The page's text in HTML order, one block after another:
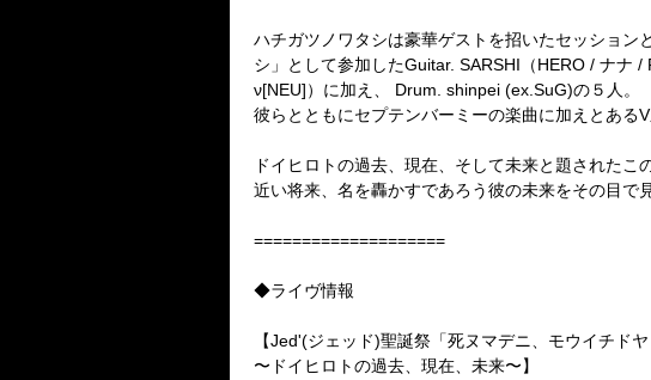
ハチガツノワタシは豪華ゲストを招いたセッショ
シ」として参加したGuitar. SARSHI（HERO / ナナ
ν[NEU]）に加え、 Drum. shinpei (ex.SuG)の５人。
彼らとともにセプテンバーミーの楽曲に加えとある
ドイヒロトの過去、現在、そして未来と題されたこ
近い将来、名を轟かすであろう彼の未来をその目で
====================
◆ライヴ情報
【Jed'(ジェッド)聖誕祭「死ヌマデニ、モウイチドヤ
〜ドイヒロトの過去、現在、未来〜】